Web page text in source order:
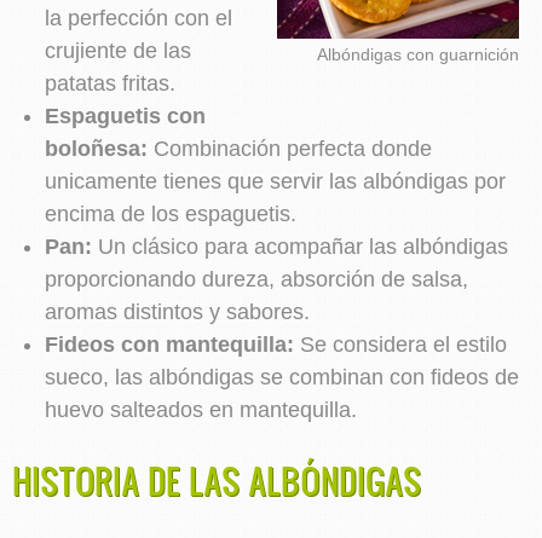
Albóndigas con guarnición
la perfección con el
crujiente de las
patatas fritas.
Espaguetis con
boloñesa: Combinación perfecta donde
unicamente tienes que servir las albóndigas por
encima de los espaguetis.
Pan: Un clásico para acompañar las albóndigas
proporcionando dureza, absorción de salsa,
aromas distintos y sabores.
Fideos con mantequilla: Se considera el estilo
sueco, las albóndigas se combinan con fideos de
huevo salteados en mantequilla.
HISTORIA DE LAS ALBÓNDIGAS